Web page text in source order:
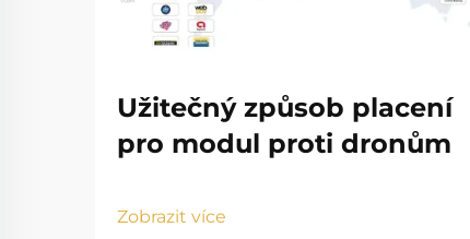
Užitečný způsob placení
pro modul proti dronům
Zobrazit více